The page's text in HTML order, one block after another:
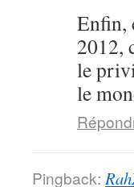
Enfin,
2012,
le
le
Pingback: